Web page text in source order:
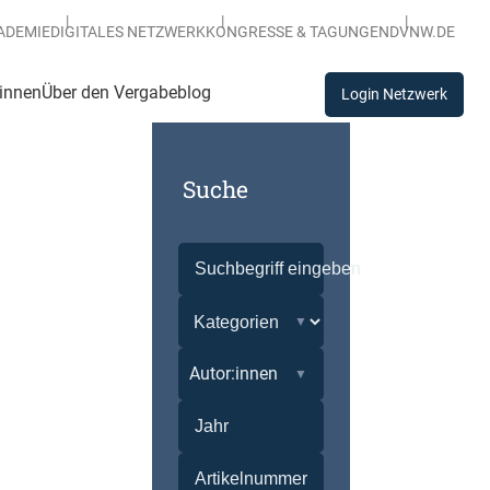
DIGITALES NETZWERKKONGRESSE & TAGUNGENDVNW.DE
Über den Vergabeblog Login Netzwerk
Suche
Autor:innen